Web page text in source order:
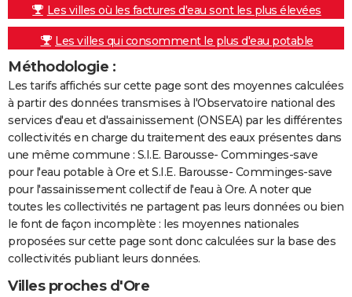
Les villes où les factures d'eau sont les plus élevées
Les villes qui consomment le plus d'eau potable
Méthodologie :
Les tarifs affichés sur cette page sont des moyennes calculées
à partir des données transmises à l'Observatoire national des
services d'eau et d'assainissement (ONSEA) par les différentes
collectivités en charge du traitement des eaux présentes dans
une même commune : S.I.E. Barousse- Comminges-save
pour l'eau potable à Ore et S.I.E. Barousse- Comminges-save
pour l'assainissement collectif de l'eau à Ore. A noter que
toutes les collectivités ne partagent pas leurs données ou bien
le font de façon incomplète : les moyennes nationales
proposées sur cette page sont donc calculées sur la base des
collectivités publiant leurs données.
Villes proches d'Ore